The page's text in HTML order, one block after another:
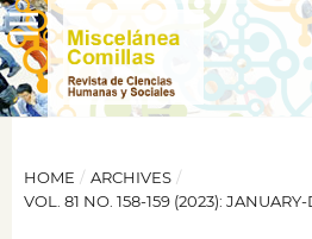
HOME / ARCHIVES /
VOL. 81 NO. 158-159 (2023):